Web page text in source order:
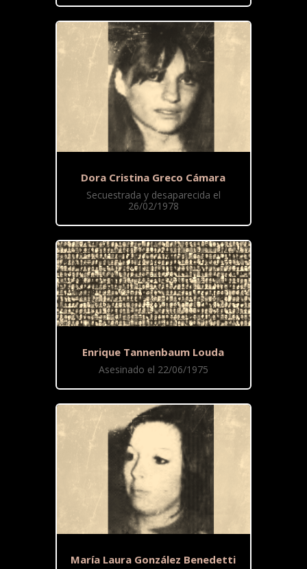
Dora Cristina Greco Cámara
Secuestrada y desaparecida el
26/02/1978
Enrique Tannenbaum Louda
Asesinado el 22/06/1975
María Laura González Benedetti